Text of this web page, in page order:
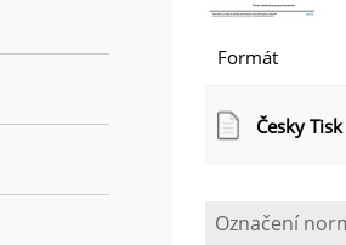
Formát
Česky Tisk
Označení